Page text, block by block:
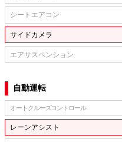
シートエアコン
サイドカメラ
エアサスペンション
自動運転
オートクルーズコントロール
レーンアシスト